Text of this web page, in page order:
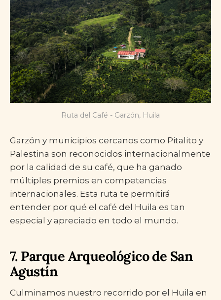
Ruta del Café - Garzón, Huila
Garzón y municipios cercanos como Pitalito y
Palestina son reconocidos internacionalmente
por la calidad de su café, que ha ganado
múltiples premios en competencias
internacionales. Esta ruta te permitirá
entender por qué el café del Huila es tan
especial y apreciado en todo el mundo.
7. Parque Arqueológico de San
Agustín
Culminamos nuestro recorrido por el Huila en